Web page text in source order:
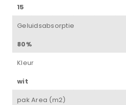
15
Geluidsabsorptie
80%
Kleur
wit
pak Area (m2)